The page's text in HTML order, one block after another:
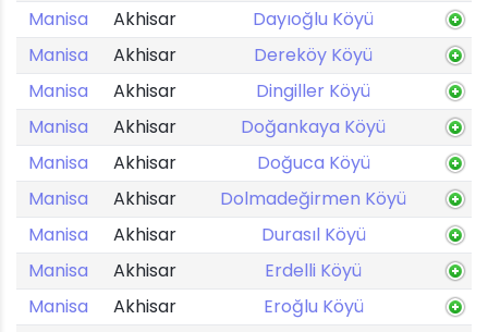
Manisa Akhisar
Dayıoğlu Köyü
Manisa
Akhisar
Dereköy Köyü
Manisa
Akhisar
Dingiller Köyü
Manisa
Akhisar
Doğankaya Köyü
Manisa
Akhisar
Doğuca Köyü
Manisa
Akhisar
Dolmadeğirmen Köyü
Manisa
Akhisar
Durasıl Köyü
Manisa
Akhisar
Erdelli Köyü
Manisa
Akhisar
Eroğlu Köyü